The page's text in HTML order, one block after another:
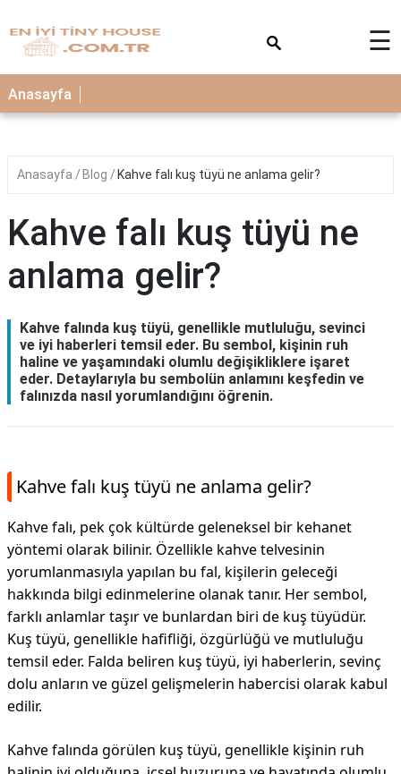
☰
Anasayfa
Anasayfa Blog Kahve falı kuş tüyü ne anlama gelir?
Kahve falı kuş tüyü ne
anlama gelir?
Kahve falında kuş tüyü, genellikle mutluluğu, sevinci
ve iyi haberleri temsil eder. Bu sembol, kişinin ruh
haline ve yaşamındaki olumlu değişikliklere işaret
eder. Detaylarıyla bu sembolün anlamını keşfedin ve
falınızda nasıl yorumlandığını öğrenin.
Kahve falı kuş tüyü ne anlama gelir?
Kahve falı, pek çok kültürde geleneksel bir kehanet
yöntemi olarak bilinir. Özellikle kahve telvesinin
yorumlanmasıyla yapılan bu fal, kişilerin geleceği
hakkında bilgi edinmelerine olanak tanır. Her sembol,
farklı anlamlar taşır ve bunlardan biri de kuş tüyüdür.
Kuş tüyü, genellikle hafifliği, özgürlüğü ve mutluluğu
temsil eder. Falda beliren kuş tüyü, iyi haberlerin, sevinç
dolu anların ve güzel gelişmelerin habercisi olarak kabul
edilir.
Kahve falında görülen kuş tüyü, genellikle kişinin ruh